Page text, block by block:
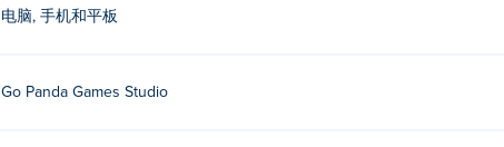
电脑, 手机和平板
Go Panda Games Studio